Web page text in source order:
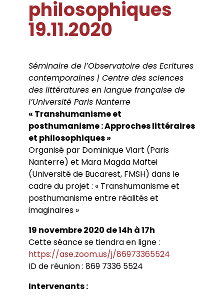
Directions de thèse
Groupe de recherche sur les archives
foucaldiennes
programmes
Doctorants
Jeunes chercheurs
Anciens diplômés
Conférences
Chercheurs visitants
Doctorants et postdoctorants visitants
Soutenances de thèses de doctorat
Autres événements
Appels à contributions
Ouvrages
Dossiers et numéros de revues
RevueCahiers critiques de philosophie
Actes audiovisuels
Votre Espace
Admission et inscription
Accès à distance (e-P8 | ADUM)
Guide WikiP8
Guide du doctorat
Bibliothèques universitaires
philosophiques
19.11.2020
Séminaire de l’Observatoire des Ecritures
contemporaines | Centre des sciences
des littératures en langue française de
l’Université Paris Nanterre
« Transhumanisme et
posthumanisme : Approches littéraires
et philosophiques »
Organisé par Dominique Viart (Paris
Nanterre) et Mara Magda Maftei
(Université de Bucarest, FMSH) dans le
cadre du projet : « Transhumanisme et
posthumanisme entre réalités et
imaginaires »
19 novembre 2020 de 14h à 17h
Cette séance se tiendra en ligne :
https://ase.zoom.us/j/86973365524
ID de réunion : 869 7336 5524
Intervenants :